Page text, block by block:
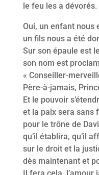
le feu les a dévorés.
Oui, un enfant nous
un fils nous a été
Sur son épaule est
son nom est
« Conseiller-
Père-à-jamais,
Et le pouvoir
et la paix sera sans
pour le trône de
qu’il établira, qu’il
sur le droit et la
dès maintenant et
Il fera cela, l’amour